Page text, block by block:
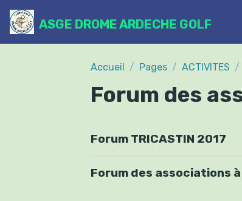
ASGE DROME ARDECHE GOLF
Accueil Pages ACTIVITES
Forum des
Forum TRICASTIN 2017
Forum des associations à